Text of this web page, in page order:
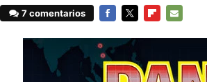
7 comentarios